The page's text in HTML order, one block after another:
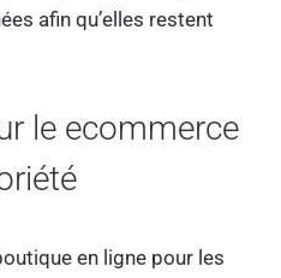
afin qu’elles restent
le ecommerce
en ligne pour les